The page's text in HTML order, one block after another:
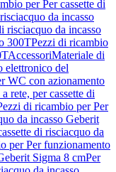
per Per cassette di
da incasso
risciacquo da incasso
300TPezzi di ricambio
AccessoriMateriale di
elettronico del
WC con azionamento
rete, per cassette di
di ricambio per Per
da incasso Geberit
di risciacquo da
per Per funzionamento
Sigma 8 cmPer